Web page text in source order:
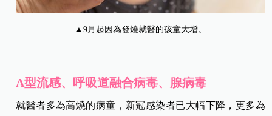
▲9月起因為發燒就醫的孩童大增。
A型流感、呼吸道融合病毒、腺病毒
就醫者多為高燒的病童，新冠感染者已大幅下降，更多為